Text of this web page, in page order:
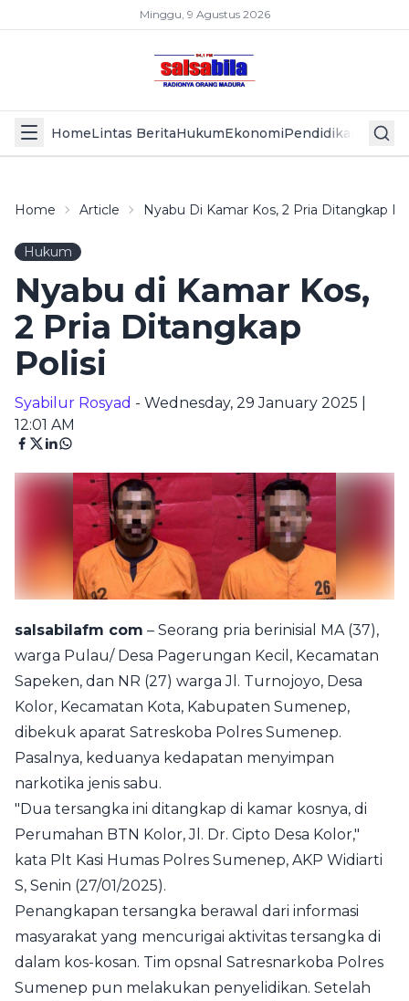
Minggu, 9 Agustus 2026
HomeLintas BeritaHukumEkonomiPendidikan Politik
Home Article Nyabu Di Kamar Kos, 2 Pria Ditangkap
Hukum
Nyabu di Kamar Kos,
2 Pria Ditangkap
Polisi
Syabilur Rosyad - Wednesday, 29 January 2025 |
12:01 AM
salsabilafm com – Seorang pria berinisial MA (37),
warga Pulau/ Desa Pagerungan Kecil, Kecamatan
Sapeken, dan NR (27) warga Jl. Turnojoyo, Desa
Kolor, Kecamatan Kota, Kabupaten Sumenep,
dibekuk aparat Satreskoba Polres Sumenep.
Pasalnya, keduanya kedapatan menyimpan
narkotika jenis sabu.
"Dua tersangka ini ditangkap di kamar kosnya, di
Perumahan BTN Kolor, Jl. Dr. Cipto Desa Kolor,"
kata Plt Kasi Humas Polres Sumenep, AKP Widiarti
S, Senin (27/01/2025).
Penangkapan tersangka berawal dari informasi
masyarakat yang mencurigai aktivitas tersangka di
dalam kos-kosan. Tim opsnal Satresnarkoba Polres
Sumenep pun melakukan penyelidikan. Setelah